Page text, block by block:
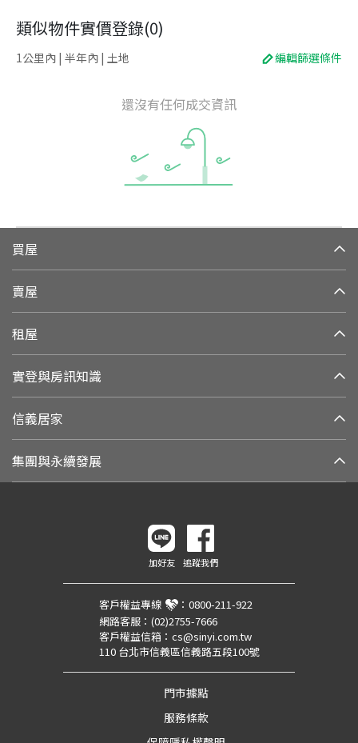
類似物件實價登錄(0)
1公里內 | 半年內 | 土地 編輯篩選條件
還沒有任何成交資訊
買屋
賣屋
租屋
實登與房訊知識
信義居家
集團與永續發展
加好友 追蹤我們
客戶權益專線 ： 0800-211-922
網路客服： (02)2755-7666
客戶權益信箱： cs@sinyi.com.tw
110 台北市信義區信義路五段100號
門市據點
服務條款